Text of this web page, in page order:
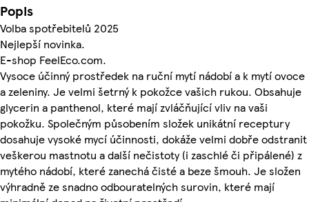
Popis
Volba spotřebitelů 2025
Nejlepší novinka.
E-shop FeelEco.com.
Vysoce účinný prostředek na ruční mytí nádobí a k mytí ovoce
a zeleniny. Je velmi šetrný k pokožce vašich rukou. Obsahuje
glycerin a panthenol, které mají zvláčňující vliv na vaši
pokožku. Společným působením složek unikátní receptury
dosahuje vysoké mycí účinnosti, dokáže velmi dobře odstranit
veškerou mastnotu a další nečistoty (i zaschlé či připálené) z
mytého nádobí, které zanechá čisté a beze šmouh. Je složen
výhradně ze snadno odbouratelných surovin, které mají